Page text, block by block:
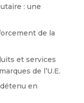
: une
de la
et services
de l’U.E.
en